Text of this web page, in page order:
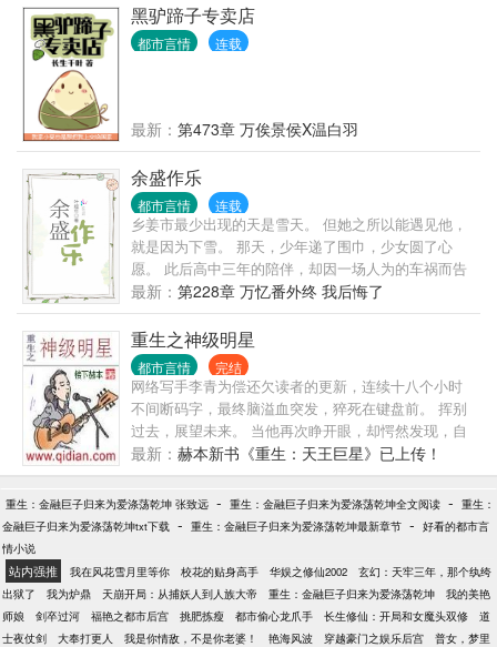
黑驴蹄子专卖店
都市言情 连载
最新： 第473章 万俟景侯X温白羽
余盛作乐
都市言情 连载
乡姜市最少出现的天是雪天。 但她之所以能遇见他，
就是因为下雪。 那天，少年递了围巾，少女圆了心
愿。 此后高中三年的陪伴，却因一场人为的车祸而告
终。 二十四岁那年。 从未谈过恋爱的余欢，破天荒
地，喜欢上了一个认识还不到一个月的人。 而盛寻终
于追到了惦记许多年的小姑娘。 有人真心祝福，也有
人暗地谋划。 昔日的真相总有人时刻铭记在心。 当真
相浮出水面之时，是该毁灭，还是原谅？ 【本文1
宠。】
最新： 第228章 万忆番外终 我后悔了
重生之神级明星
都市言情 完结
网络写手李青为偿还欠读者的更新，连续十八个小时
不间断码字，最终脑溢血突发，猝死在键盘前。 挥别
过去，展望未来。 当他再次睁开眼，却愕然发现，自
己竟然变成了一个超级大帅哥！ 而且正在一档选秀节
目《音乐之星》的后台里独自等候，即将闪亮登场！
是一鸣惊人，还是泯然众人？ 李青看着镜子里那张帅
气逼人的脸，想都不想就做出了人生中的第一个选
最新： 赫本新书《重生：天王巨星》已上传！
重生：金融巨子归来为爱涤荡乾坤 张致远 - 重生：金融巨子归来为爱涤荡乾坤全文阅读 - 重生：
金融巨子归来为爱涤荡乾坤txt下载 - 重生：金融巨子归来为爱涤荡乾坤最新章节 - 好看的都市言
情小说
站内强推 我在风花雪月里等你 校花的贴身高手 华娱之修仙2002
玄幻：天牢三年，那个纨绔
出狱了
我为炉鼎 天崩开局：从捕妖人到人族大帝 重生：金融巨子归来为爱涤荡乾坤
我的美艳
师娘
剑卒过河 福艳之都市后宫 挑肥拣瘦 都市偷心龙爪手 长生修仙：开局和女魔头双修
道
士夜仗剑
大奉打更人 我是你情敌，不是你老婆！ 艳海风波 穿越豪门之娱乐后宫
普女，梦里